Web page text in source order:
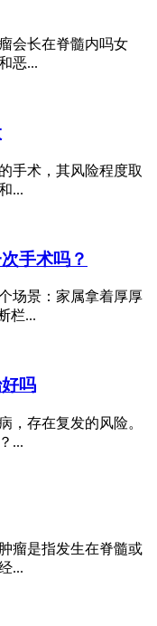
会长在脊髓内吗女
恶...
手术，其风险程度取
...
手术吗？
场景：家属拿着厚厚
栏...
吗
，存在复发的风险。
...
瘤是指发生在脊髓或
...